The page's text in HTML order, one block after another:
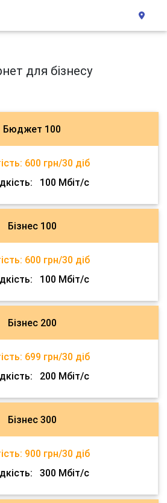
для бізнесу
Бюджет 100
600 грн/30 діб
100 Мбіт/с
Бізнес 100
600 грн/30 діб
100 Мбіт/с
Бізнес 200
699 грн/30 діб
200 Мбіт/с
Бізнес 300
900 грн/30 діб
300 Мбіт/с